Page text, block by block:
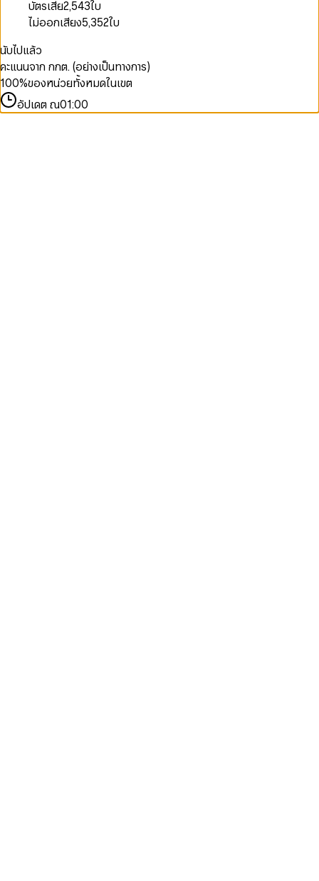
บัตรเสีย2,543ใบ
ไม่ออกเสียง5,352ใบ
นับไปแล้ว
คะแนนจาก กกต. (อย่างเป็นทางการ)
100%ของหน่วยทั้งหมดในเขต
อัปเดต ณ01:00